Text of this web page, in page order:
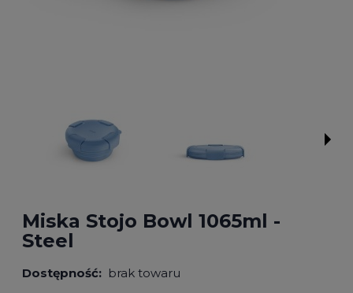
Miska Stojo Bowl 1065ml -
Steel
Dostępność: brak towaru